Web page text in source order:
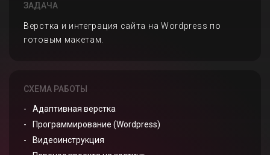
ЗАДАЧА
Верстка и интеграция сайта на Wordpress по
готовым макетам.
СХЕМА РАБОТЫ
Адаптивная верстка
Программирование (Wordpress)
Видеоинструкция